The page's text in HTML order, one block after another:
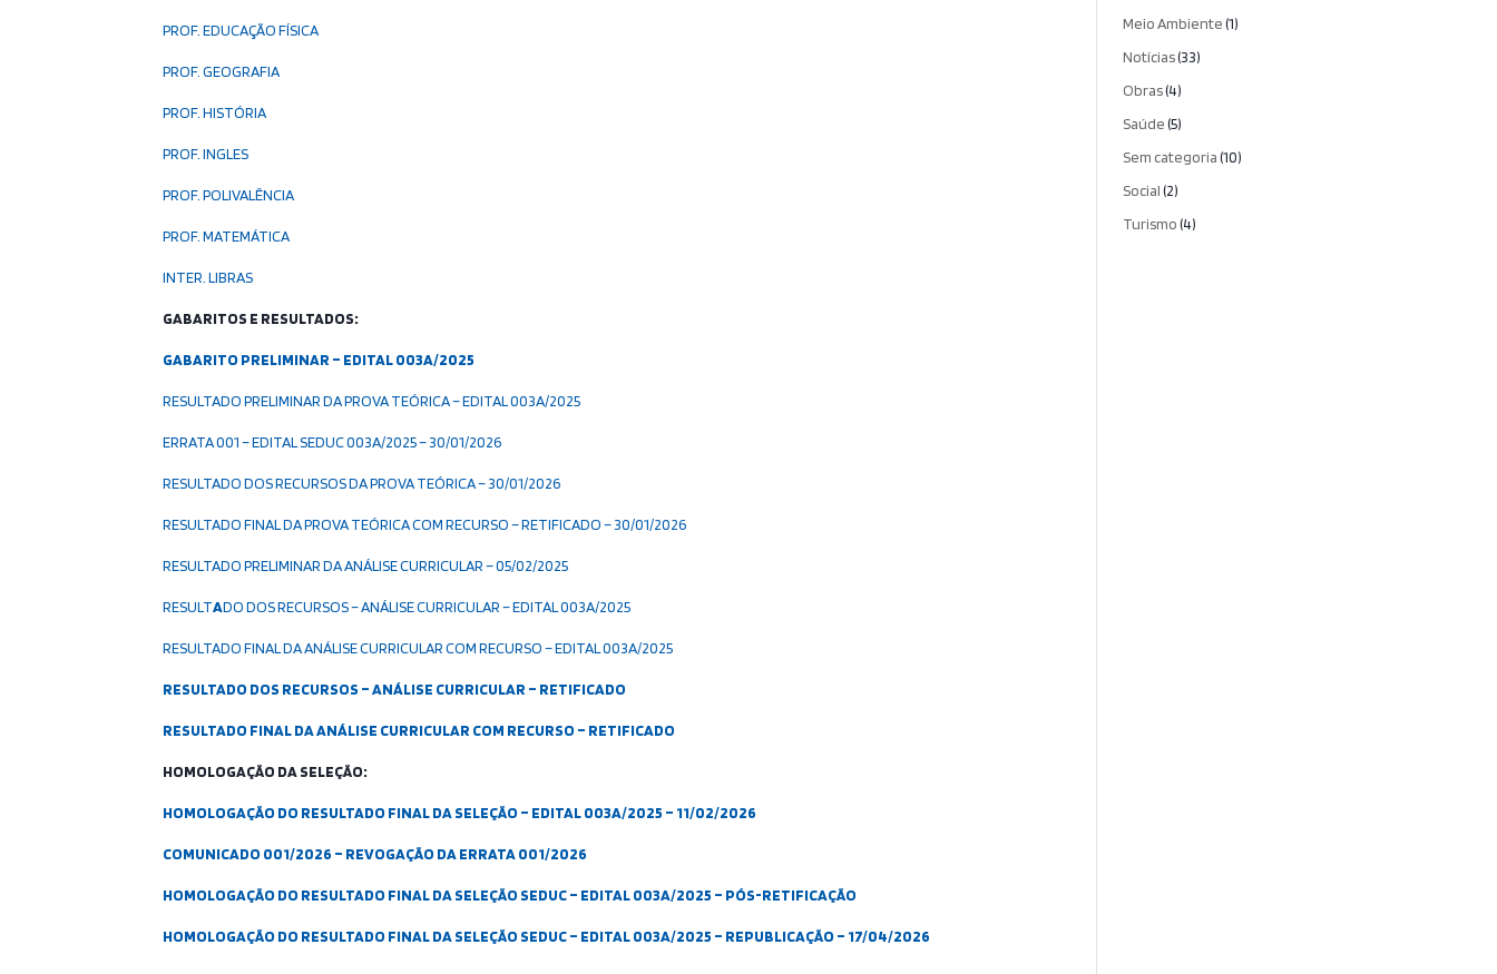
PROF. EDUCAÇÃO FÍSICA
PROF. GEOGRAFIA
PROF. HISTÓRIA
PROF. INGLES
PROF. POLIVALÊNCIA
PROF. MATEMÁTICA
INTER. LIBRAS
GABARITOS E RESULTADOS:
GABARITO PRELIMINAR – EDITAL 003A/2025
RESULTADO PRELIMINAR DA PROVA TEÓRICA – EDITAL 003A/2025
ERRATA 001 – EDITAL SEDUC 003A/2025 – 30/01/2026
RESULTADO DOS RECURSOS DA PROVA TEÓRICA – 30/01/2026
RESULTADO FINAL DA PROVA TEÓRICA COM RECURSO – RETIFICADO – 30/01/2026
RESULTADO PRELIMINAR DA ANÁLISE CURRICULAR – 05/02/2025
RESULTADO DOS RECURSOS – ANÁLISE CURRICULAR – EDITAL 003A/2025
RESULTADO FINAL DA ANÁLISE CURRICULAR COM RECURSO – EDITAL 003A/2025
RESULTADO DOS RECURSOS – ANÁLISE CURRICULAR – RETIFICADO
RESULTADO FINAL DA ANÁLISE CURRICULAR COM RECURSO – RETIFICADO
HOMOLOGAÇÃO DA SELEÇÃO:
HOMOLOGAÇÃO DO RESULTADO FINAL DA SELEÇÃO – EDITAL 003A/2025 – 11/02/2026
COMUNICADO 001/2026 – REVOGAÇÃO DA ERRATA 001/2026
HOMOLOGAÇÃO DO RESULTADO FINAL DA SELEÇÃO SEDUC – EDITAL 003A/2025 – PÓS-RETIFICAÇÃO
HOMOLOGAÇÃO DO RESULTADO FINAL DA SELEÇÃO SEDUC – EDITAL 003A/2025 – REPUBLICAÇÃO – 17/04/2026
Meio Ambiente(1)
Notícias(33)
Obras(4)
Saúde(5)
Sem categoria(10)
Social(2)
Turismo(4)